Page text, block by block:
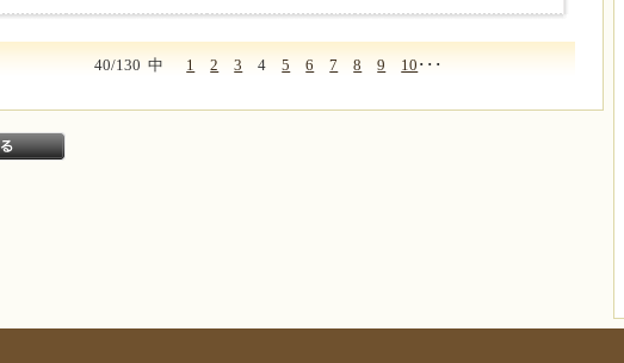
40/130 中 1 2 3 45 6 7 8 9 10 ･･･